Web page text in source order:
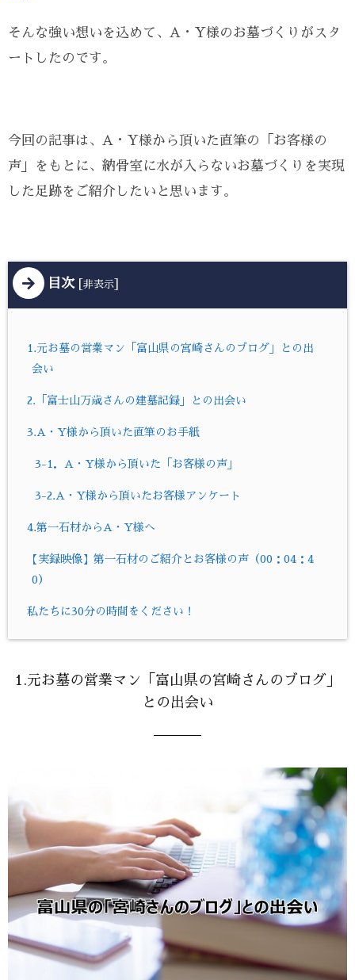
そんな強い想いを込めて、A・Y様のお墓づくりがスタ
ートしたのです。
今回の記事は、A・Y様から頂いた直筆の「お客様の
声」をもとに、納骨室に水が入らないお墓づくりを実現
した足跡をご紹介したいと思います。
目次 非表示
1.元お墓の営業マン「富山県の宮崎さんのブログ」との出
会い
2.「富士山万歳さんの建墓記録」との出会い
3.A・Y様から頂いた直筆のお手紙
3-1．A・Y様から頂いた「お客様の声」
3-2.A・Y様から頂いたお客様アンケート
4.第一石材からA・Y様へ
【実録映像】第一石材のご紹介とお客様の声（00：04：4
0）
私たちに30分の時間をください！
1.元お墓の営業マン「富山県の宮崎さんのブログ」
との出会い